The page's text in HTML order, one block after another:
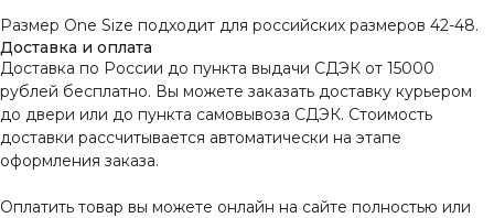
Размер One Size подходит для российских размеров 42-48.
Доставка и оплата
Доставка по России до пункта выдачи СДЭК от 15000
рублей бесплатно. Вы можете заказать доставку курьером
до двери или до пункта самовывоза СДЭК. Стоимость
доставки рассчитывается автоматически на этапе
оформления заказа.
Оплатить товар вы можете онлайн на сайте полностью или